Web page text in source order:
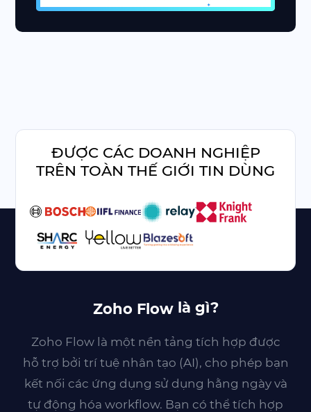
ĐƯỢC CÁC DOANH NGHIỆP
TRÊN TOÀN THẾ GIỚI TIN DÙNG
Zoho Flowlà gì?
Zoho Flowlà một nền tảng tích hợp được
hỗ trợ bởi trí tuệ nhân tạo (AI), cho phép bạn
kết nối các ứng dụng sử dụng hằng ngày và
tự động hóa workflow. Bạn có thể tích hợp